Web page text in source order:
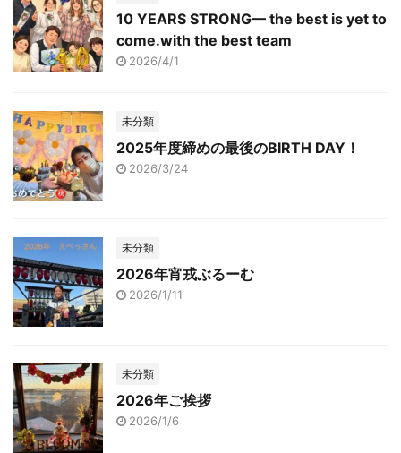
10 YEARS STRONG— the best is yet to
come.with the best team
2026/4/1
未分類
2025年度締めの最後のBIRTH DAY！
2026/3/24
未分類
2026年宵戎ぶるーむ
2026/1/11
未分類
2026年ご挨拶
2026/1/6